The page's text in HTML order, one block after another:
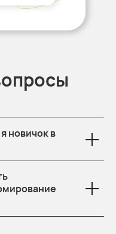
новичок в